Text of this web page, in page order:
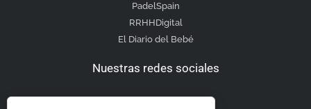
PadelSpain
RRHHDigital
El Diario del Bebé
Nuestras redes sociales